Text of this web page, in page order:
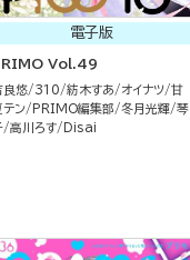
電子版
Vol.49
良悠 310 紡木すあ オイナツ 甘
テン
PRIMO編集部 冬月光輝 琴
高川ろす Disai